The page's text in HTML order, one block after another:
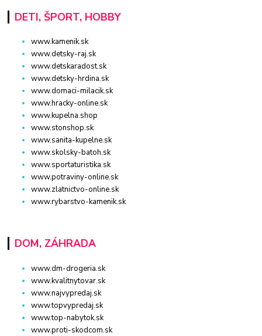
DETI, ŠPORT, HOBBY
www.kamenik.sk
www.detsky-raj.sk
www.detskaradost.sk
www.detsky-hrdina.sk
www.domaci-milacik.sk
www.hracky-online.sk
www.kupelna.shop
www.stonshop.sk
www.sanita-kupelne.sk
www.skolsky-batoh.sk
www.sportaturistika.sk
www.potraviny-online.sk
www.zlatnictvo-online.sk
www.rybarstvo-kamenik.sk
DOM, ZÁHRADA
www.dm-drogeria.sk
www.kvalitnytovar.sk
www.najvypredaj.sk
www.topvypredaj.sk
www.top-nabytok.sk
www.proti-skodcom.sk